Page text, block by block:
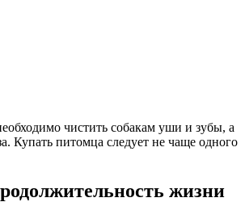
чистить собакам уши и зубы, а
Купать питомца следует не чаще одного
жизни